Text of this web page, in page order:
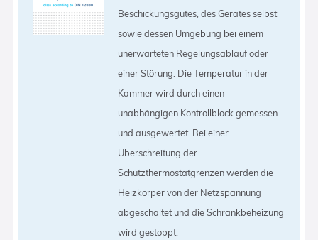
Beschickungsgutes, des Gerätes selbst
sowie dessen Umgebung bei einem
unerwarteten Regelungsablauf oder
einer Störung. Die Temperatur in der
Kammer wird durch einen
unabhängigen Kontrollblock gemessen
und ausgewertet. Bei einer
Überschreitung der
Schutzthermostatgrenzen werden die
Heizkörper von der Netzspannung
abgeschaltet und die Schrankbeheizung
wird gestoppt.